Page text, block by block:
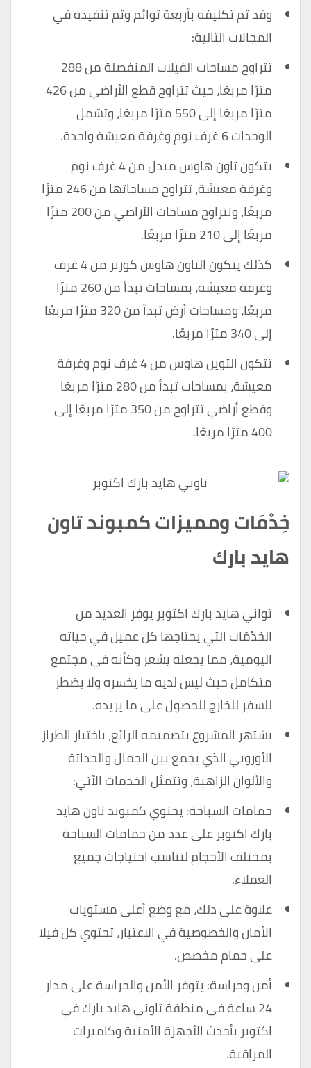
وقد تم تكليفه بأربعة توائم وتم تنفيذه في
المجالات التالية:
تتراوح مساحات الفيلات المنفصلة من 288
مترًا مربعًا، حيث تتراوح قطع الأراضي من 426
مترًا مربعًا إلى 550 مترًا مربعًا، وتشمل
الوحدات 6 غرف نوم وغرفة معيشة واحدة.
يتكون تاون هاوس ميدل من 4 غرف نوم
وغرفة معيشة، تتراوح مساحاتها من 246 مترًا
مربعًا، وتتراوح مساحات الأراضي من 200 مترًا
مربعًا إلى 210 مترًا مربعًا.
كذلك يتكون التاون هاوس كورنر من 4 غرف
وغرفة معيشة، بمساحات تبدأ من 260 مترًا
مربعًا، ومساحات أرض تبدأ من 320 مترًا مربعًا
إلى 340 مترًا مربعًا.
تتكون التوين هاوس من 4 غرف نوم وغرفة
معيشة، بمساحات تبدأ من 280 مترًا مربعًا
وقطع أراضي تتراوح من 350 مترًا مربعًا إلى
400 مترًا مربعًا.
خِدْمَات ومميزات كمبوند تاون
هايد بارك
تواني هايد بارك اكتوبر يوفر العديد من
الخِدْمَات التي يحتاجها كل عميل في حياته
اليومية، مما يجعله يشعر وكأنه في مجتمع
متكامل حيث ليس لديه ما يخسره ولا يضطر
للسفر للخارج للحصول على ما يريده.
يشتهر المشروع بتصميمه الرائع، باختيار الطراز
الأوروبي الذي يجمع بين الجمال والحداثة
والألوان الزاهية، وتتمثل الخدمات الآتي:
حمامات السباحة: يحتوي كمبوند تاون هايد
بارك اكتوبر على عدد من حمامات السباحة
بمختلف الأحجام لتناسب احتياجات جميع
العملاء.
علاوة على ذلك، مع وضع أعلى مستويات
الأمان والخصوصية في الاعتبار، تحتوي كل فيلا
على حمام مخصص.
أمن وحراسة: يتوفر الأمن والحراسة على مدار
24 ساعة في منطقة تاوني هايد بارك في
اكتوبر بأحدث الأجهزة الأمنية وكاميرات
المراقبة.